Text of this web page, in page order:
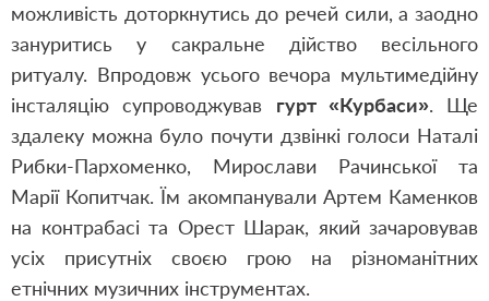
можливість доторкнутись до речей сили, а заодно
зануритись у сакральне дійство весільного
ритуалу. Впродовж усього вечора мультимедійну
інсталяцію супроводжував гурт «Курбаси». Ще
здалеку можна було почути дзвінкі голоси Наталі
Рибки-Пархоменко, Мирослави Рачинської та
Марії Копитчак. Їм акомпанували Артем Каменков
на контрабасі та Орест Шарак, який зачаровував
усіх присутніх своєю грою на різноманітних
етнічних музичних інструментах.